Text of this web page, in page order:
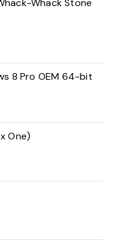
Whack Stone
8 Pro OEM 64-bit
One)